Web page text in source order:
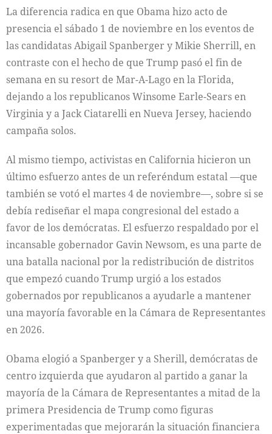
La diferencia radica en que Obama hizo acto de
presencia el sábado 1 de noviembre en los eventos de
las candidatas Abigail Spanberger y Mikie Sherrill, en
contraste con el hecho de que Trump pasó el fin de
semana en su resort de Mar-A-Lago en la Florida,
dejando a los republicanos Winsome Earle-Sears en
Virginia y a Jack Ciatarelli en Nueva Jersey, haciendo
campaña solos.
Al mismo tiempo, activistas en California hicieron un
último esfuerzo antes de un referéndum estatal —que
también se votó el martes 4 de noviembre—, sobre si se
debía rediseñar el mapa congresional del estado a
favor de los demócratas. El esfuerzo respaldado por el
incansable gobernador Gavin Newsom, es una parte de
una batalla nacional por la redistribución de distritos
que empezó cuando Trump urgió a los estados
gobernados por republicanos a ayudarle a mantener
una mayoría favorable en la Cámara de Representantes
en 2026.
Obama elogió a Spanberger y a Sherill, demócratas de
centro izquierda que ayudaron al partido a ganar la
mayoría de la Cámara de Representantes a mitad de la
primera Presidencia de Trump como figuras
experimentadas que mejorarán la situación financiera